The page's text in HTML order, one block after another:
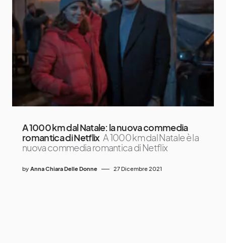
A 1000 km dal Natale: la nuova commedia
romantica di Netflix A 1000 km dal Natale è la
nuova commedia romantica di Netflix
by Anna Chiara Delle Donne 27 Dicembre 2021